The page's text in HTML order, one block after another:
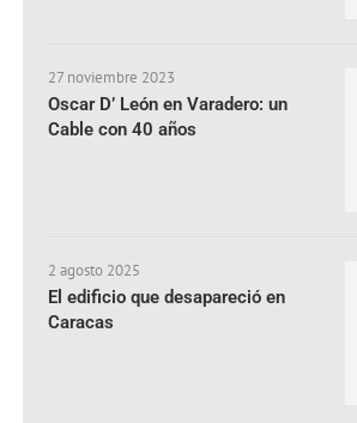
27 noviembre 2023
Oscar D’ León en Varadero: un
Cable con 40 años
2 agosto 2025
El edificio que desapareció en
Caracas